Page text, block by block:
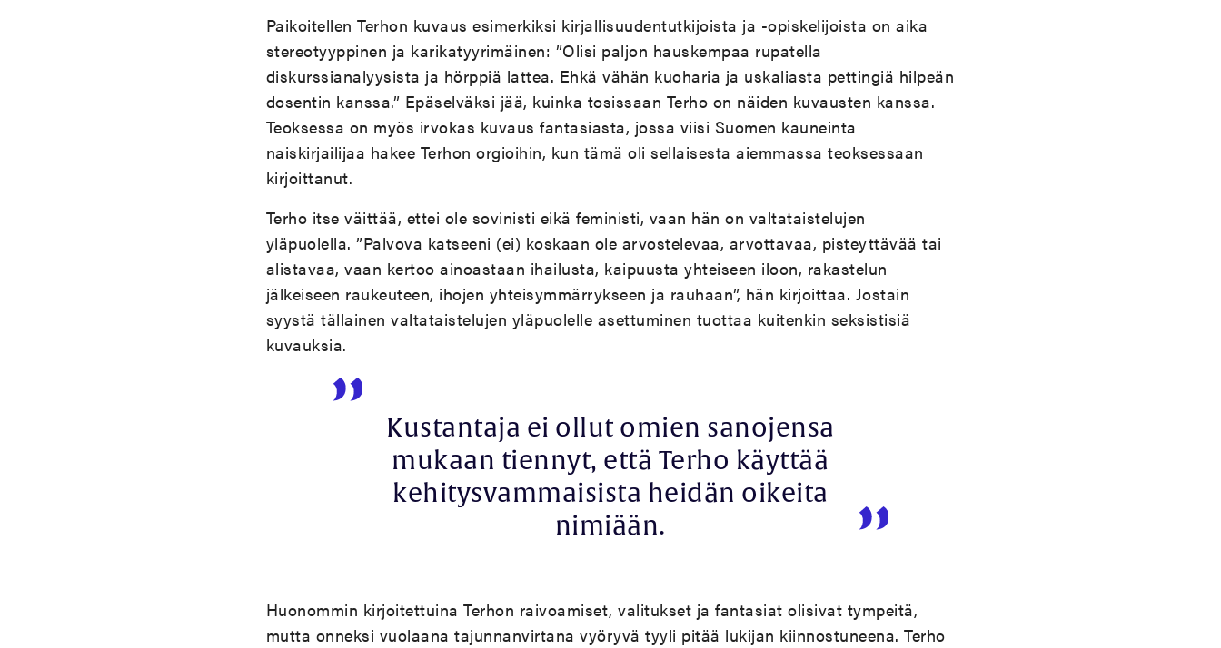
Paikoitellen Terhon kuvaus esimerkiksi kirjallisuudentutkijoista ja -opiskelijoista on aika
stereotyyppinen ja karikatyyrimäinen: ”Olisi paljon hauskempaa rupatella
diskurssianalyysista ja hörppiä lattea. Ehkä vähän kuoharia ja uskaliasta pettingiä hilpeän
dosentin kanssa.” Epäselväksi jää, kuinka tosissaan Terho on näiden kuvausten kanssa.
Teoksessa on myös irvokas kuvaus fantasiasta, jossa viisi Suomen kauneinta
naiskirjailijaa hakee Terhon orgioihin, kun tämä oli sellaisesta aiemmassa teoksessaan
kirjoittanut.
Terho itse väittää, ettei ole sovinisti eikä feministi, vaan hän on valtataistelujen
yläpuolella. ”Palvova katseeni (ei) koskaan ole arvostelevaa, arvottavaa, pisteyttävää tai
alistavaa, vaan kertoo ainoastaan ihailusta, kaipuusta yhteiseen iloon, rakastelun
jälkeiseen raukeuteen, ihojen yhteisymmärrykseen ja rauhaan”, hän kirjoittaa. Jostain
syystä tällainen valtataistelujen yläpuolelle asettuminen tuottaa kuitenkin seksistisiä
kuvauksia.
Kustantaja ei ollut omien sanojensa
mukaan tiennyt, että Terho käyttää
kehitysvammaisista heidän oikeita
nimiään.
Huonommin kirjoitettuina Terhon raivoamiset, valitukset ja fantasiat olisivat tympeitä,
mutta onneksi vuolaana tajunnanvirtana vyöryvä tyyli pitää lukijan kiinnostuneena. Terho